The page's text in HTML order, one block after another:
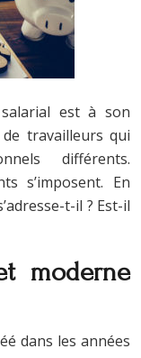
est à son
travailleurs qui
différents.
s’imposent. En
t-il ? Est-il
moderne
dans les années